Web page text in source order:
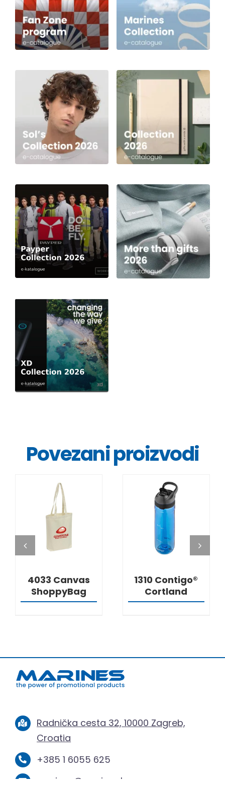
Povezani proizvodi
DETALJI
4033 Canvas
ShoppyBag
DETALJI
1310 Contigo®
Cortland
Radnička cesta 32, 10000 Zagreb,
Croatia
+385 1 6055 625
marines@marines.hr